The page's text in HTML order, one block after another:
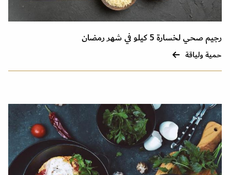
رجيم صحي لخسارة 5 كيلو في شهر رمضان
حمية ولياقة